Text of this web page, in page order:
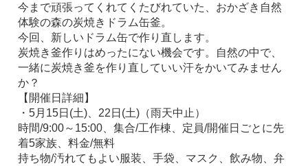
今まで頑張ってくれてくたびれていた、おかざき自然
体験の森の炭焼きドラム缶釜。
今回、新しいドラム缶で作り直します。
炭焼き釜作りはめったにない機会です。自然の中で、
一緒に炭焼き釜を作り直していい汗をかいてみません
か？
【開催日詳細】
・5月15日(土)、22日(土)（雨天中止）
時間/9:00～15:00、集合/工作棟、定員/開催日ごとに先
着5家族、料金/無料
持ち物/汚れてもよい服装、手袋、マスク、飲み物、弁